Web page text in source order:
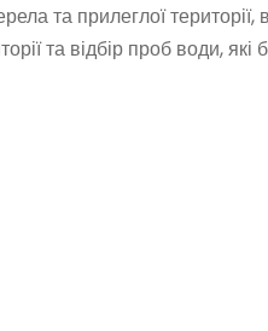
та прилеглої території,
та відбір проб води, які